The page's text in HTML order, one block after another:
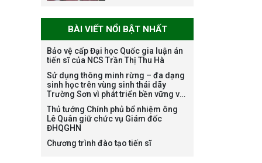
chuyên môn đánh
giá hồ sơ chuyên
môn cho các thí
sinh dự tuyển
nghiên cứu sinh
đợt 1 năm 2026
Thông báo danh
sách thí sinh đủ
điều kiện dự tuyển
BÀI VIẾT NỔI BẬT NHẤT
Bảo vệ cấp Đại học Quốc gia luận án
tiến sĩ của NCS Trần Thị Thu Hà
Sử dụng thông minh rừng – đa dạng
sinh học trên vùng sinh thái dãy
Trường Sơn vì phát triển bền vững và
ứng phó với biến đổi khí hậu
Thủ tướng Chính phủ bổ nhiệm ông
Lê Quân giữ chức vụ Giám đốc
ĐHQGHN
Chương trình đào tạo tiến sĩ